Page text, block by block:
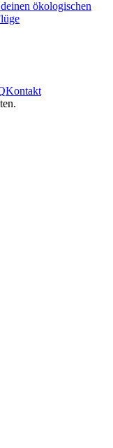
ökologischen
Kontakt